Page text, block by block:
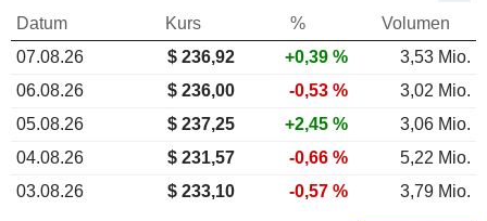
Datum Kurs %
Volumen
07.08.26
$ 236,92 +0,39 %
3,53 Mio.
06.08.26
$ 236,00 -0,53 %
3,02 Mio.
05.08.26
$ 237,25 +2,45 %
3,06 Mio.
04.08.26
$ 231,57 -0,66 %
5,22 Mio.
03.08.26
$ 233,10 -0,57 % 3,79 Mio.